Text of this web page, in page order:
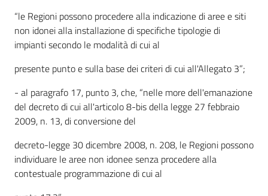
“le Regioni possono procedere alla indicazione di aree e siti
non idonei alla installazione di specifiche tipologie di
impianti secondo le modalità di cui al
presente punto e sulla base dei criteri di cui all'Allegato 3”;
- al paragrafo 17, punto 3, che, “nelle more dell'emanazione
del decreto di cui all'articolo 8-bis della legge 27 febbraio
2009, n. 13, di conversione del
decreto-legge 30 dicembre 2008, n. 208, le Regioni possono
individuare le aree non idonee senza procedere alla
contestuale programmazione di cui al